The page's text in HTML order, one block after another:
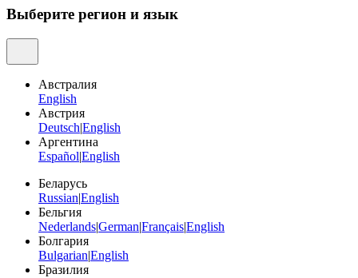
Выберите регион и язык
Австралия
English
Австрия
Deutsch|English
Аргентина
Español|English
Беларусь
Russian|English
Бельгия
Nederlands|German|Français|English
Болгария
Bulgarian|English
Бразилия